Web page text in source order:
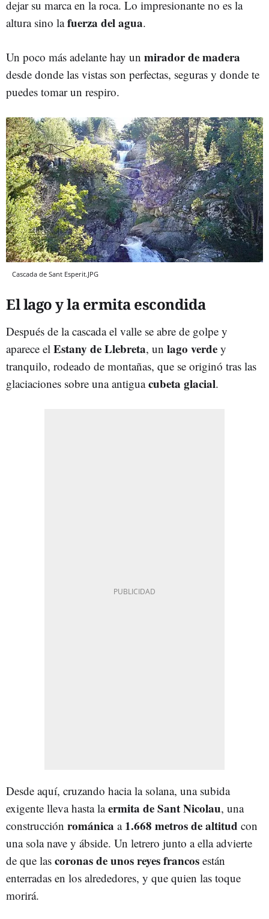
dejar su marca en la roca. Lo impresionante no es la
altura sino lafuerza del agua.
Un poco más adelante hay un mirador de madera
desde donde las vistas son perfectas, seguras y donde te
puedes tomar un respiro.
Cascada de Sant Esperit.JPG
El lago y la ermita escondida
Después de la cascada el valle se abre de golpe y
aparece el Estany de Llebreta, un lago verde y
tranquilo, rodeado de montañas, que se originó tras las
glaciaciones sobre una antiguacubeta glacial.
Desde aquí, cruzando hacia la solana, una subida
exigente lleva hasta laermita de Sant Nicolau, una
construcción románica a 1.668 metros de altitud con
una sola nave y ábside. Un letrero junto a ella advierte
de que las coronas de unos reyes francos están
enterradas en los alrededores, y que quien las toque
morirá.